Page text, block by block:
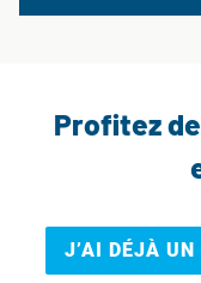
Profitez
J’AI DÉJÀ